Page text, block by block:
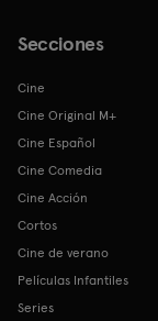
Secciones
Cine
Cine Original M+
Cine Español
Cine Comedia
Cine Acción
Cortos
Cine de verano
Películas Infantiles
Series